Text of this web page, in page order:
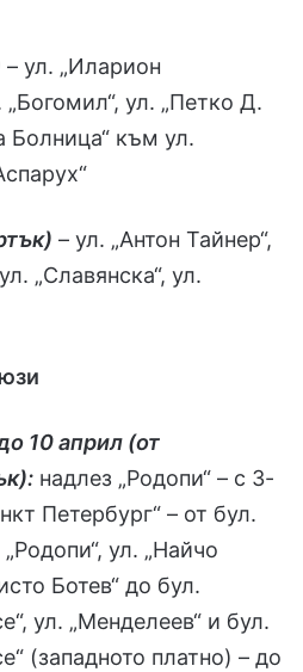
– ул. „Иларион
ул. „Петко Д.
Болница“ към ул.
– ул. „Антон Тайнер“,
„Славянска“, ул.
10 април (от
надлез „Родопи“ – с 3-
Петербург“ – от бул.
ул. „Найчо
Ботев“ до бул.
ул. „Менделеев“ и бул.
(западното платно) – до